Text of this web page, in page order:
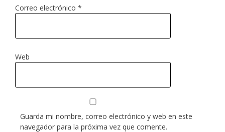
Correo electrónico *
Web
Guarda mi nombre, correo electrónico y web en este
navegador para la próxima vez que comente.